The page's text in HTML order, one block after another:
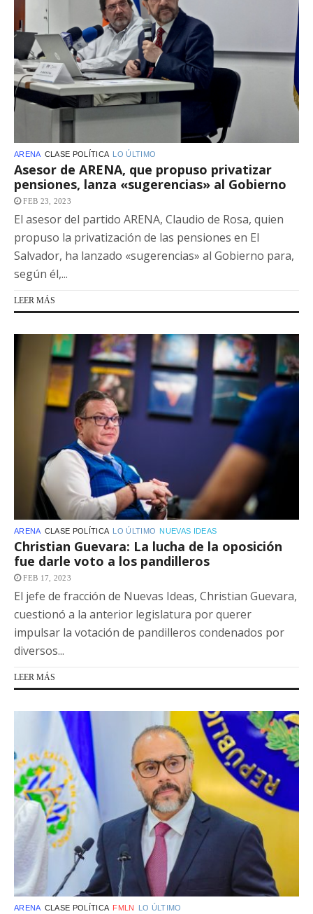
ARENA CLASE POLÍTICA LO ÚLTIMO
Asesor de ARENA, que propuso privatizar
pensiones, lanza «sugerencias» al Gobierno
FEB 23, 2023
El asesor del partido ARENA, Claudio de Rosa, quien
propuso la privatización de las pensiones en El
Salvador, ha lanzado «sugerencias» al Gobierno para,
según él,...
LEER MÁS
ARENA CLASE POLÍTICA LO ÚLTIMO NUEVAS IDEAS
Christian Guevara: La lucha de la oposición
fue darle voto a los pandilleros
FEB 17, 2023
El jefe de fracción de Nuevas Ideas, Christian Guevara,
cuestionó a la anterior legislatura por querer
impulsar la votación de pandilleros condenados por
diversos...
LEER MÁS
ARENA CLASE POLÍTICA FMLN LO ÚLTIMO